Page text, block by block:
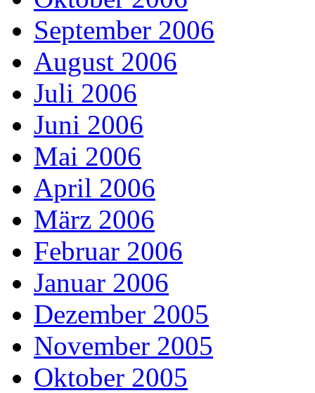
September 2006
August 2006
Juli 2006
Juni 2006
Mai 2006
April 2006
März 2006
Februar 2006
Januar 2006
Dezember 2005
November 2005
Oktober 2005